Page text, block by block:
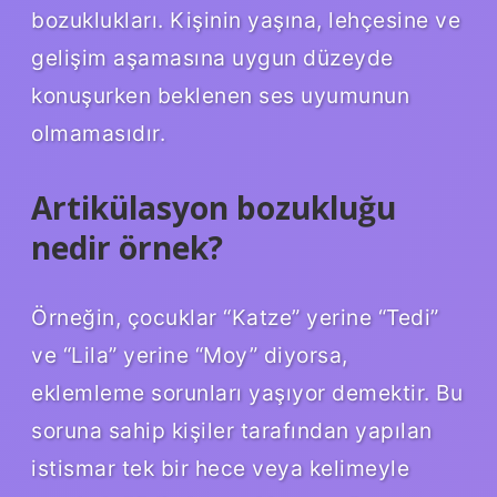
bozuklukları. Kişinin yaşına, lehçesine ve
gelişim aşamasına uygun düzeyde
konuşurken beklenen ses uyumunun
olmamasıdır.
Artikülasyon bozukluğu
nedir örnek?
Örneğin, çocuklar “Katze” yerine “Tedi”
ve “Lila” yerine “Moy” diyorsa,
eklemleme sorunları yaşıyor demektir. Bu
soruna sahip kişiler tarafından yapılan
istismar tek bir hece veya kelimeyle